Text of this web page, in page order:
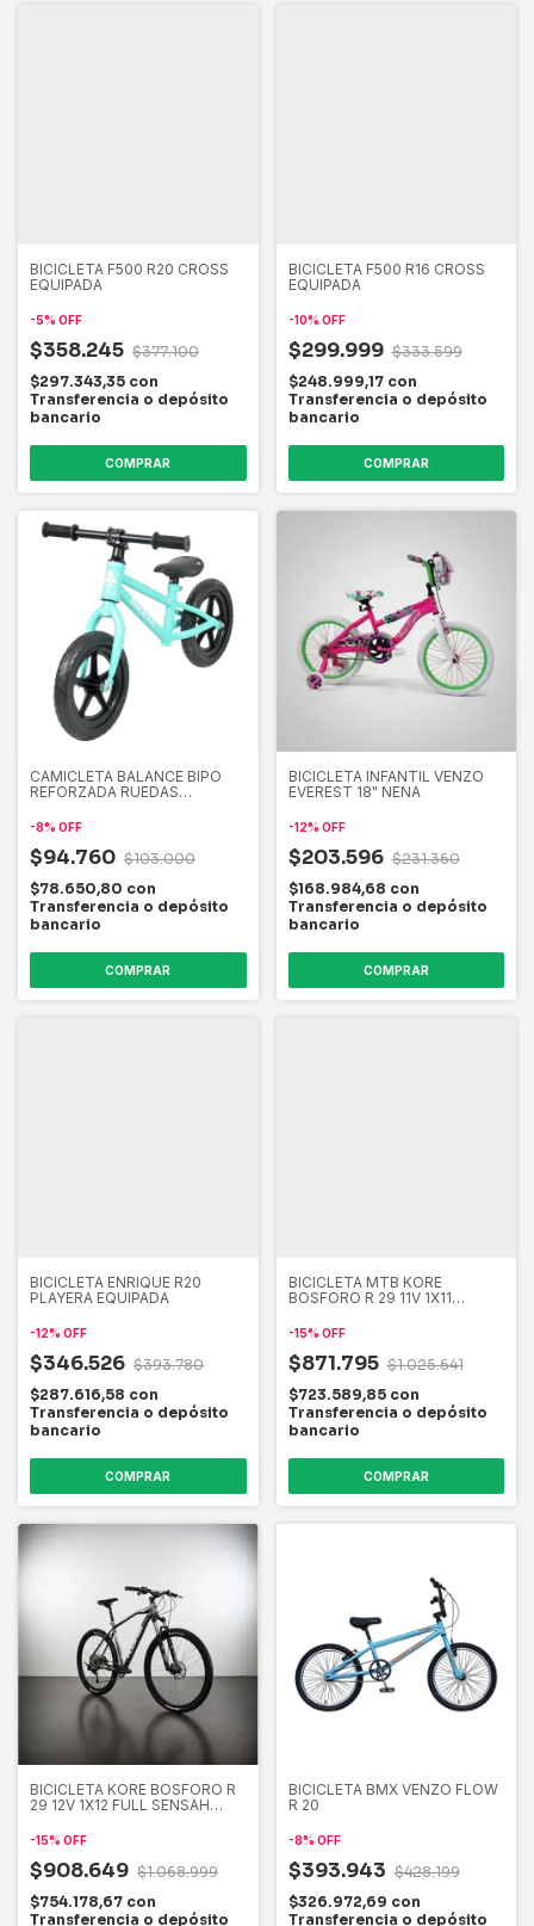
BICICLETA F500 R20 CROSS
EQUIPADA
-5% OFF
$358.245 $377.100
$297.343,35 con
Transferencia o depósito
bancario
COMPRAR
BICICLETA F500 R16 CROSS
EQUIPADA
-10% OFF
$299.999 $333.599
$248.999,17 con
Transferencia o depósito
bancario
COMPRAR
CAMICLETA BALANCE BIPO
REFORZADA RUEDAS
-8% OFF
$94.760 $103.000
$78.650,80 con
Transferencia o depósito
bancario
COMPRAR
BICICLETA INFANTIL VENZO
EVEREST 18" NENA
-12% OFF
$203.596 $231.360
$168.984,68 con
Transferencia o depósito
bancario
COMPRAR
BICICLETA ENRIQUE R20
PLAYERA EQUIPADA
-12% OFF
$346.526 $393.780
$287.616,58 con
Transferencia o depósito
bancario
COMPRAR
BICICLETA MTB KORE
BOSFORO R 29 11V 1X11
-15% OFF
$871.795 $1.025.641
$723.589,85 con
Transferencia o depósito
bancario
COMPRAR
BICICLETA KORE BOSFORO R
29 12V 1X12 FULL SENSAH
-15% OFF
$908.649 $1.068.999
$754.178,67 con
Transferencia o depósito
BICICLETA BMX VENZO FLOW
R 20
-8% OFF
$393.943 $428.199
$326.972,69 con
Transferencia o depósito